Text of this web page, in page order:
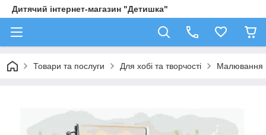
Дитячий інтернет-магазин "Детишка"
Товари та послуги Для хобі та творчості Малювання